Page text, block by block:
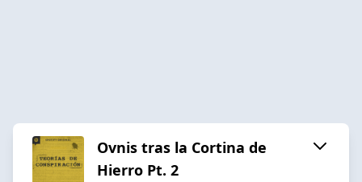
Ovnis tras la Cortina de
Hierro Pt. 2